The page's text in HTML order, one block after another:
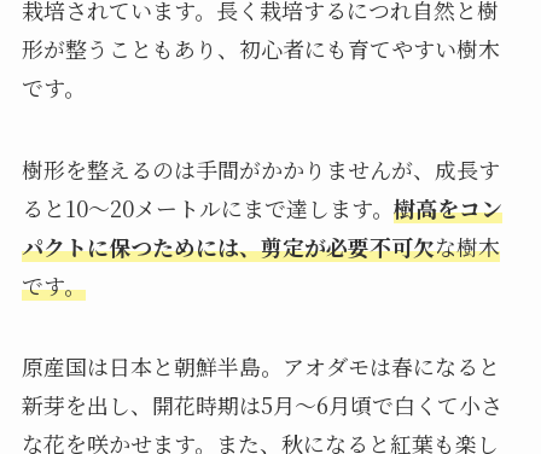
栽培されています。長く栽培するにつれ自然と樹
形が整うこともあり、初心者にも育てやすい樹木
です。
樹形を整えるのは手間がかかりませんが、成長す
ると10～20メートルにまで達します。 樹高をコン
パクトに保つためには、剪定が必要不可欠な樹木
です。
原産国は日本と朝鮮半島。アオダモは春になると
新芽を出し、開花時期は5月〜6月頃で白くて小さ
な花を咲かせます。また、秋になると紅葉も楽し